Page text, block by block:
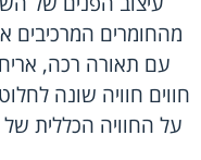
מהחומרים המרכיבים
עם תאורה רכה,
חווים חוויה שונה
על החוויה הכללית